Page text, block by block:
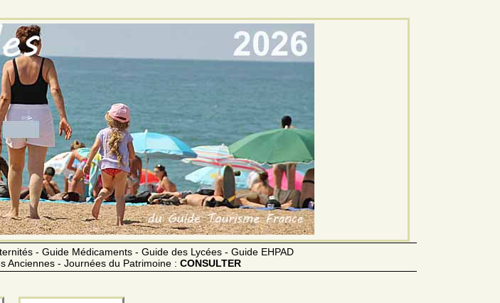
- Guide Médicaments - Guide des Lycées - Guide EHPAD
Anciennes - Journées du Patrimoine : CONSULTER